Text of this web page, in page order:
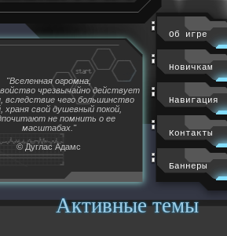
Активные темы
"Вселенная огромна,
чрезвычайно действует
вследствие чего большинство
храня свой душевный покой,
не помнить о ее
масштабах."
© Дуглас Адамс
Об игре
Новичкам
Навигация
Контакты
Баннеры